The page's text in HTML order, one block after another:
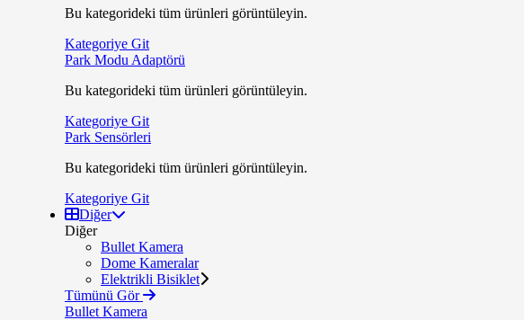
Bu kategorideki tüm ürünleri görüntüleyin.
Kategoriye Git
Park Modu Adaptörü
Bu kategorideki tüm ürünleri görüntüleyin.
Kategoriye Git
Park Sensörleri
Bu kategorideki tüm ürünleri görüntüleyin.
Kategoriye Git
Diğer
Diğer
Bullet Kamera
Dome Kameralar
Elektrikli Bisiklet
Tümünü Gör
Bullet Kamera